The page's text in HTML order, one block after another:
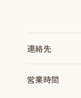
連絡先
営業時間